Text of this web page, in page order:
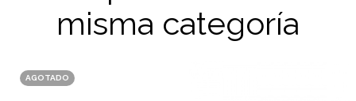
misma categoría
AGOTADO